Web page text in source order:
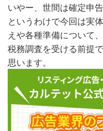
いやー、世間は確定申
というわけで今回は実
えや各種準備について、
税務調査を受ける前提
思います。